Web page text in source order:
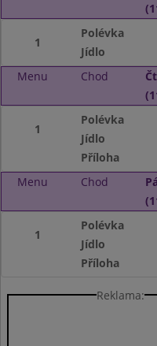
1
Polévka
Jídlo
Menu
Chod
1
Polévka
Jídlo
Příloha
Menu
Chod
1
Polévka
Jídlo
Příloha
Reklama: